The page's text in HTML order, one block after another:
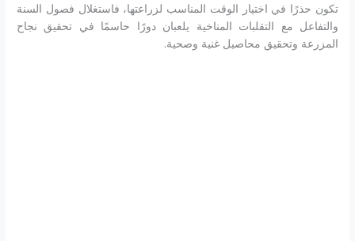
تكون حذرًا في اختيار الوقت المناسب لزراعتها، فاستغلال فصول السنة
والتفاعل مع التقلبات المناخية يلعبان دورًا حاسمًا في تحقيق نجاح
المزرعة وتحقيق محاصيل غنية وصحية.